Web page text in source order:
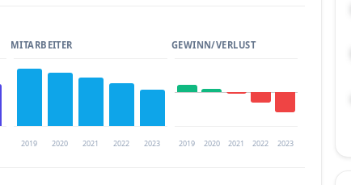
MITARBEITER
2019 2020 2021 2022 2023
GEWINN/VERLUST
2019 2020 2021 2022 2023